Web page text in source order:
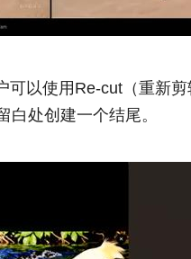
可以使用Re-cut（重新
处创建一个结尾。